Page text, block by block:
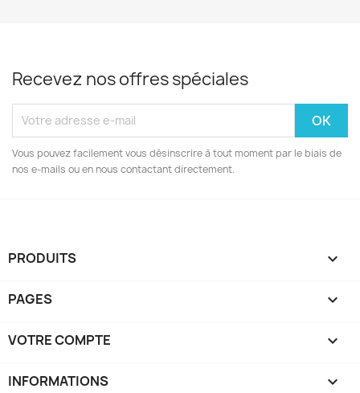
Recevez nos offres spéciales
Vous pouvez facilement vous désinscrire à tout moment par le biais de
nos e-mails ou en nous contactant directement.
PRODUITS 
PAGES 
VOTRE COMPTE 
INFORMATIONS keyboard_arrow_down